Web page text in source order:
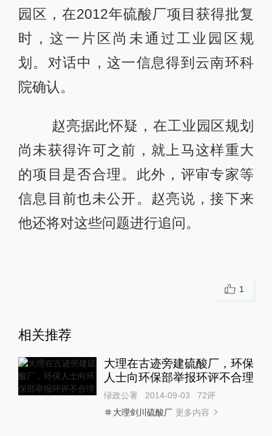
园区，在2012年硫酸厂项目获得批复
时，这一片区尚未通过工业园区规
划。对话中，这一信息得到云南环科
院确认。
赵亮据此怀疑，在工业园区规划
尚未获得许可之前，就上马这样重大
的项目是否合理。此外，评审专家等
信息目前也未公开。赵亮说，接下来
他还将对这些问题进行追问。
1
相关推荐
大理在古迹旁建硫酸厂，环保
人士向环保部举报环评不合理
绿政公署 2014-09-03 72评
大理剑川硫酸厂 更多内容